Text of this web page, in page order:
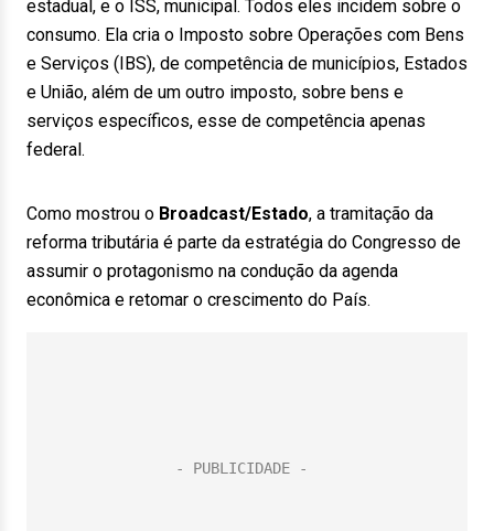
estadual, e o ISS, municipal. Todos eles incidem sobre o
consumo. Ela cria o Imposto sobre Operações com Bens
e Serviços (IBS), de competência de municípios, Estados
e União, além de um outro imposto, sobre bens e
serviços específicos, esse de competência apenas
federal.
Como mostrou o Broadcast/Estado, a tramitação da
reforma tributária é parte da estratégia do Congresso de
assumir o protagonismo na condução da agenda
econômica e retomar o crescimento do País.